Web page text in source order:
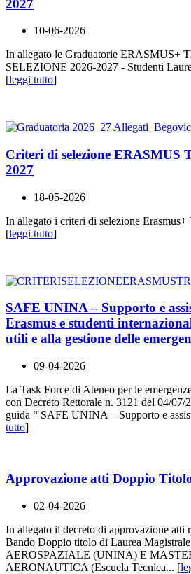
2027
10-06-2026
In allegato le Graduatorie ERASMUS+
SELEZIONE 2026-2027 - Studenti
[leggi tutto]
Criteri di selezione ERASMUS
2027
18-05-2026
In allegato i criteri di selezione Erasmus+
[leggi tutto]
SAFE UNINA – Supporto e
Erasmus e studenti
utili e alla gestione delle
09-04-2026
La Task Force di Ateneo per le
con Decreto Rettorale n. 3121 del 04/07/
guida “ SAFE UNINA – Supporto e
tutto]
Approvazione atti Doppio
02-04-2026
In allegato il decreto di approvazione atti
Bando Doppio titolo di Laurea
AEROSPAZIALE (UNINA) E
AERONAUTICA (Escuela Tecnica... [